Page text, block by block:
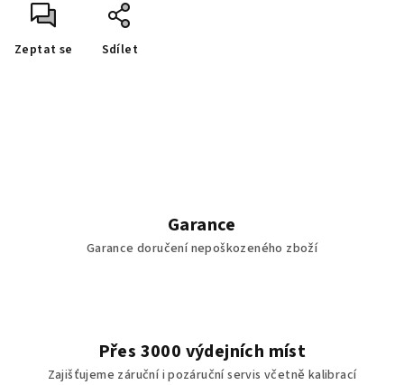
Zeptat se Sdílet
Garance
Garance doručení nepoškozeného zboží
Přes 3000 výdejních míst
Zajišťujeme záruční i pozáruční servis včetně kalibrací